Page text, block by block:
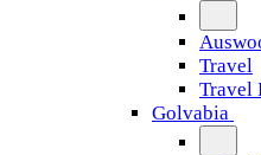
Travel
Travel
Golvabia